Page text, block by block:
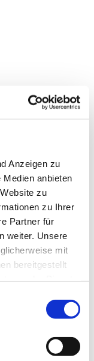
Anzeigen zu
anbieten
zu
zu Ihrer
Partner für
weiter. Unsere
mit
bereitgestellt